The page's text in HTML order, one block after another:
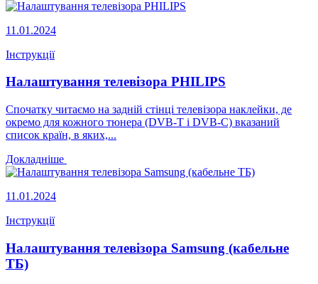
11.01.2024
Інструкції
Налаштування телевізора PHILIPS
Спочатку читаємо на задній стінці телевізора наклейки, де
окремо для кожного тюнера (DVB-T і DVB-C) вказаний
список країн, в яких,...
Докладніше
11.01.2024
Інструкції
Налаштування телевізора Samsung (кабельне
ТБ)